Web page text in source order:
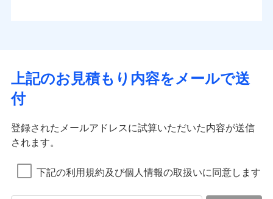
上記のお見積もり内容をメールで送
付
登録されたメールアドレスに試算いただいた内容が送信
されます。
下記の利用規約及び個人情報の取扱いに同意します